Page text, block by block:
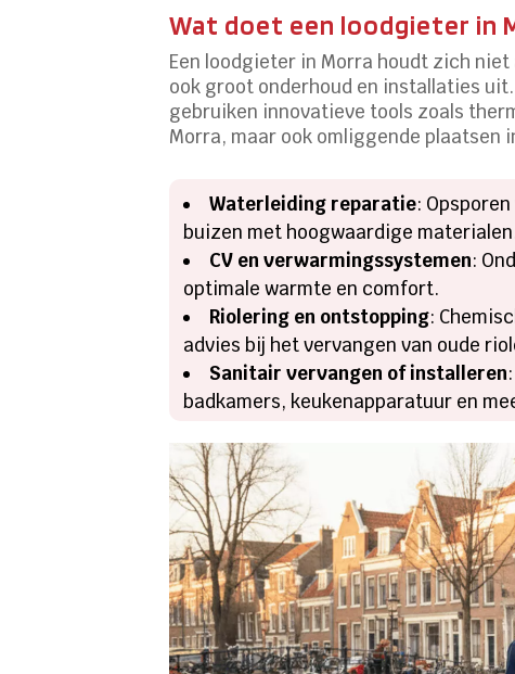
Wat doet een loodgieter in
Een loodgieter in Morra houdt zich
ook groot onderhoud en installaties
gebruiken innovatieve tools zoals
Morra, maar ook omliggende plaatsen
Waterleiding reparatie:
buizen met hoogwaardige
CV en verwarmingssystemen:
optimale warmte en comfort.
Riolering en ontstopping:
advies bij het vervangen van oude
Sanitair vervangen of installeren
badkamers, keukenapparatuur en